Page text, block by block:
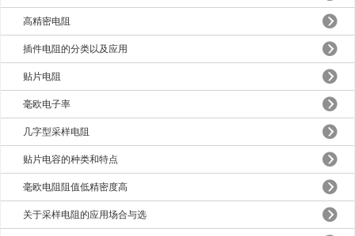
高精密电阻
插件电阻的分类以及应用
贴片电阻
毫欧电子率
几字型采样电阻
贴片电容的种类和特点
毫欧电阻阻值低精密度高
关于采样电阻的应用场合与选